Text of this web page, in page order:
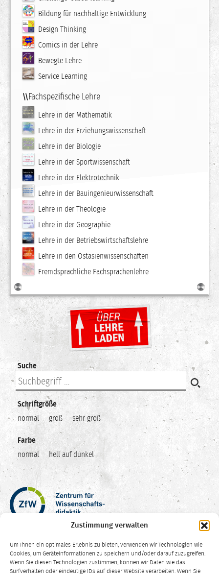
Zustimmung verwalten
Um Ihnen ein optimales Erlebnis zu bieten, verwenden wir Technologien wie
Cookies, um Geräteinformationen zu speichern und/oder darauf zuzugreifen.
Wenn Sie diesen Technologien zustimmen, können wir Daten wie das
Surfverhalten oder eindeutige IDs auf dieser Website verarbeiten. Wenn Sie
Bildung für nachhaltige Entwicklung
Design Thinking
Comics in der Lehre
Bewegte Lehre
Service Learning
Fachspezifische Lehre
Lehre in der Mathematik
Lehre in der Erziehungswissenschaft
Lehre in der Biologie
Lehre in der Sportwissenschaft
Lehre in der Elektrotechnik
Lehre in der Bauingenieurwissenschaft
Lehre in der Theologie
Lehre in der Geographie
Lehre in der Betriebswirtschaftslehre
Lehre in den Ostasienwissenschaften
Fremdsprachliche Fachsprachenlehre
Suche
Schriftgröße
normal
groß sehr groß
Farbe
normal
hell auf dunkel
Zentrum
für
Wissenschaftsdidaktik
Ruhr-
Universität
Bochum